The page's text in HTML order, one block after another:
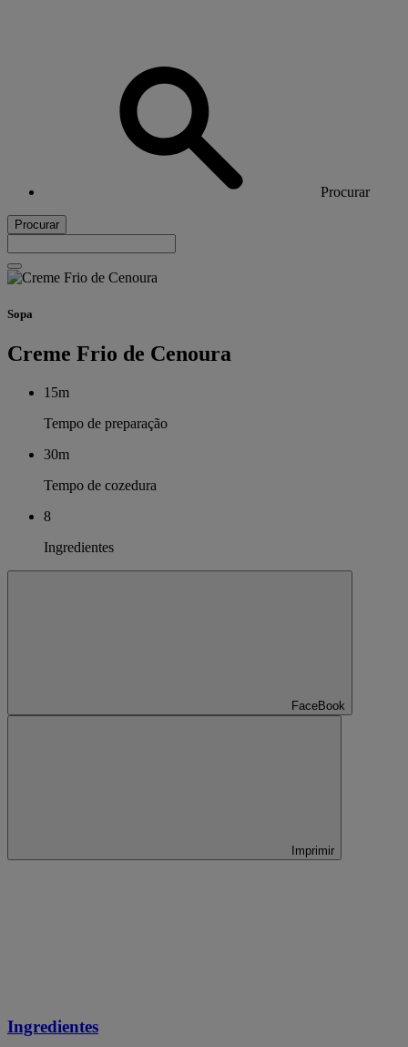
Procurar
Procurar
Sopa
Creme Frio de Cenoura
15m
Tempo de preparação
30m
Tempo de cozedura
8
Ingredientes
FaceBook
Imprimir
Ingredientes